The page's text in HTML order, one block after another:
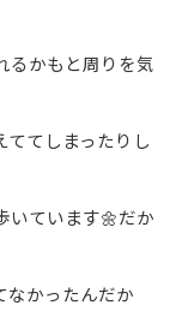
るかもと周りを気
てしまったりし
いています🌼だか
なかったんだか